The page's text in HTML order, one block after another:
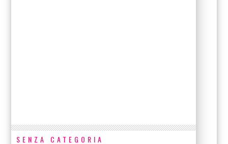
SENZA CATEGORIA